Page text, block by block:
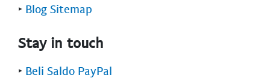
‣ Blog Sitemap
Stay in touch
‣ Beli Saldo PayPal